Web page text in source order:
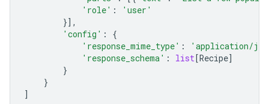
'role' :
'user'
}],
'config' :
{
'response_mime_type' :
'application/
'response_schema' : list[Recipe]
}
}
]